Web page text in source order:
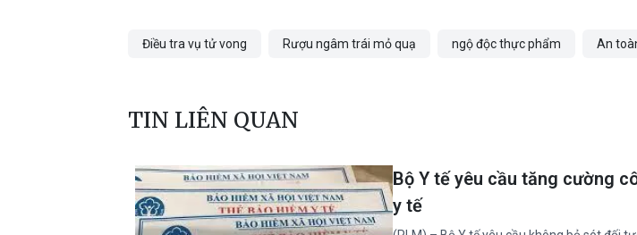
Điều tra vụ tử vong Rượu ngâm trái mỏ quạ ngộ độc thực phẩm An
TIN LIÊN QUAN
Bộ Y tế yêu cầu tăng cường
y tế